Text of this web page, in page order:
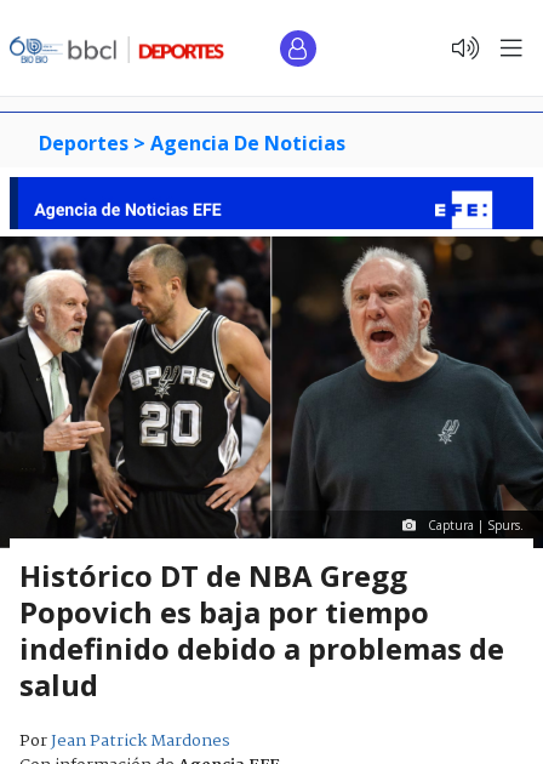
Deportes > Agencia De Noticias
Captura | Spurs.
Histórico DT de NBA Gregg
Popovich es baja por tiempo
indefinido debido a problemas de
salud
PorJean Patrick Mardones